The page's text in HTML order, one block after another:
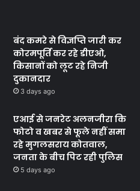
बंद कमरे से विज्ञप्ति जारी कर
कोरमपूर्ति कर रहे डीएओ,
किसानों को लूट रहे निजी
दुकानदार
3 days ago
एआई से जनरेट अलनजीरा कि
फोटो व खबर से फूले नहीं समा
रहे मुगलसराय कोतवाल,
जनता के बीच पिट रही पुलिस
5 days ago